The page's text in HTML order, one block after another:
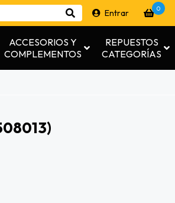
Entrar 0
ACCESORIOS Y
COMPLEMENTOS
REPUESTOS
CATEGORÍAS